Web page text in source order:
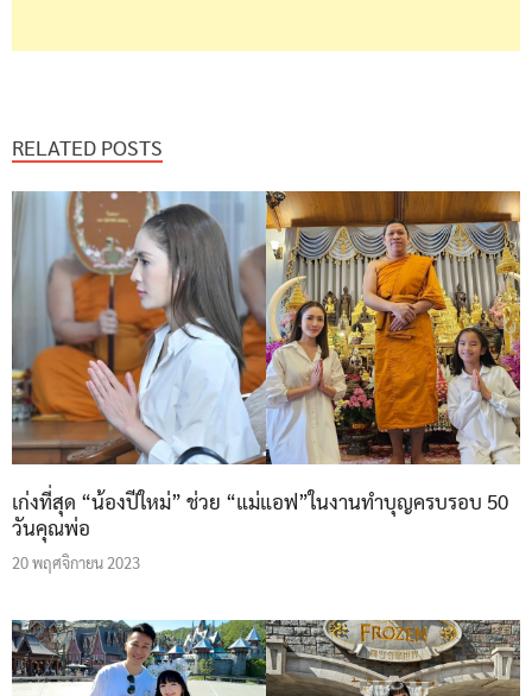
RELATED POSTS
เก่งที่สุด “น้องปีใหม่” ช่วย “แม่แอฟ”ในงานทำบุญครบรอบ 50
วันคุณพ่อ
20 พฤศจิกายน 2023